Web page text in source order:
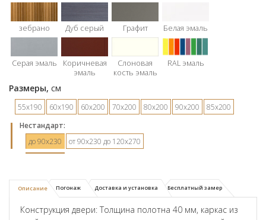
зебрано Дуб серый Графит Белая эмаль
Серая эмаль
Коричневая
эмаль
Слоновая
кость эмаль
RAL эмаль
Размеры, см
55х190 60х190 60х200 70х200 80х200 90х200
85х200
Hестандарт:
до 90х230
от 90х230 до 120х270
Описание Погонаж Доставка и установка Бесплатный замер
Конструкция двери: Толщина полотна 40 мм, каркас из